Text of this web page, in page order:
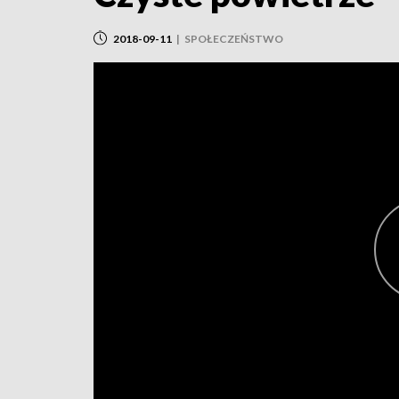
2018-09-11 | SPOŁECZEŃSTWO